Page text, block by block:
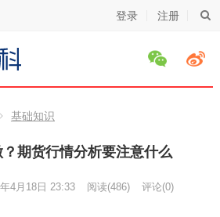
登录 注册
基础知识
期货行情分析要注意什么
4月18日 23:33 阅读(486) 评论(0)